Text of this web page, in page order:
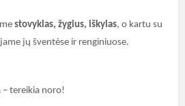
stovyklas, žygius, iškylas, o kartu su
jų šventėse ir renginiuose.
– tereikia noro!